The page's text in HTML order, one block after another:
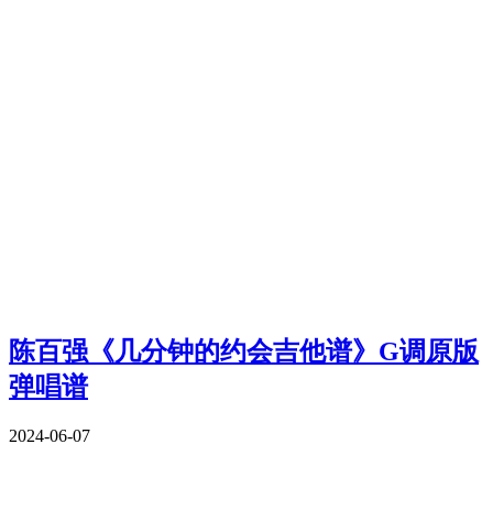
陈百强《几分钟的约会吉他谱》G调原版
弹唱谱
2024-06-07